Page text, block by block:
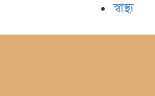
স্বাস্থ্য